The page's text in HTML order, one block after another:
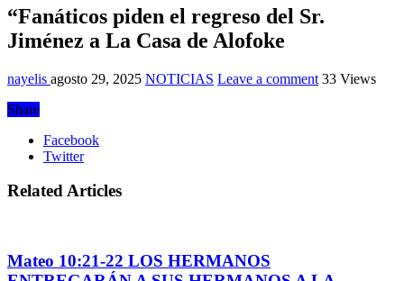
“Fanáticos piden el regreso del Sr.
Jiménez a La Casa de Alofoke
nayelis agosto 29, 2025 NOTICIAS Leave a comment 33 Views
Share
Facebook
Twitter
Related Articles
Mateo 10:21-22 LOS HERMANOS